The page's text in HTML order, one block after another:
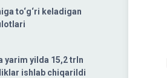
to‘g‘ri keladigan
yarim yilda 15,2 trln
ishlab chiqarildi